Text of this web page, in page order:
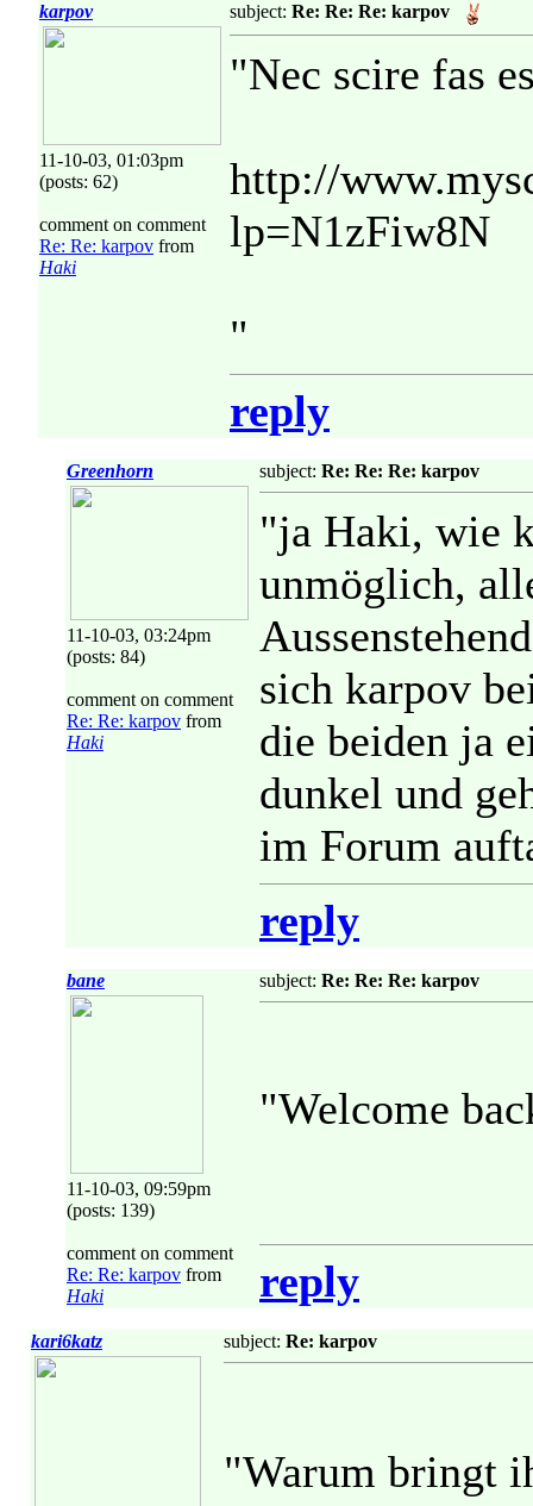
karpov
11-10-03, 01:03pm
(posts: 62)
comment on comment
Re: Re: karpov from
Haki
subject: Re: Re: Re: karpov
"Nec scire fas
http://
lp=N1zFiw8N
"
reply
Greenhorn
11-10-03, 03:24pm
(posts: 84)
comment on comment
Re: Re: karpov from
Haki
subject: Re: Re: Re: karpov
"ja Haki, wie
unmöglich,
sich karpov
die beiden ja
dunkel und
im Forum
reply
bane
11-10-03, 09:59pm
(posts: 139)
comment on comment
Re: Re: karpov from
Haki
subject: Re: Re: Re: karpov
"Welcome
reply
kari6katz subject: Re: karpov
"Warum bringt